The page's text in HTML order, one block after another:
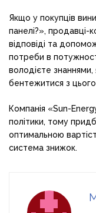
Якщо у покупців
панелі?», продавці-
відповіді та
потреби в
володієте знаннями,
бентежитися з
Компанія «Sun-
політики, тому
оптимальною
система знижок.